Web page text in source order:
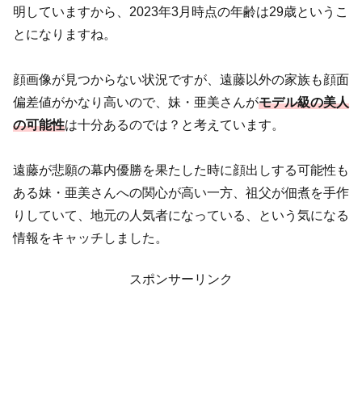
明していますから、2023年3月時点の年齢は29歳というこ
とになりますね。
顔画像が見つからない状況ですが、遠藤以外の家族も顔面
偏差値がかなり高いので、妹・亜美さんがモデル級の美人
の可能性は十分あるのでは？と考えています。
遠藤が悲願の幕内優勝を果たした時に顔出しする可能性も
ある妹・亜美さんへの関心が高い一方、祖父が佃煮を手作
りしていて、地元の人気者になっている、という気になる
情報をキャッチしました。
スポンサーリンク